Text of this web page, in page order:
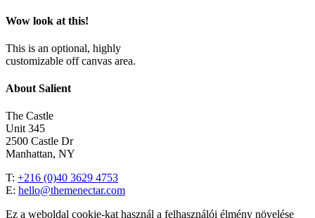
Wow look at this!
This is an optional, highly
customizable off canvas area.
About Salient
The Castle
Unit 345
2500 Castle Dr
Manhattan, NY
T: +216 (0)40 3629 4753
E: hello@themenectar.com
Ez a weboldal cookie-kat használ a felhasználói élmény növelése